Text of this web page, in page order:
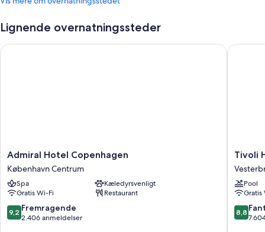
Lignende overnatningssteder
Admiral
Hotel
Copenhagen
København
Centrum
Admiral Hotel Copenhagen
København Centrum
Spa
Kæledyrsvenligt
Gratis Wi-Fi
Restaurant
9.2
ud
9,2 Fremragende
2.406 anmeldelser
Admiral Hotel Copenhagen
Tivoli
Hotel
Tivoli
Pool
Gratis
8.8
ud
8,8
Tivoli